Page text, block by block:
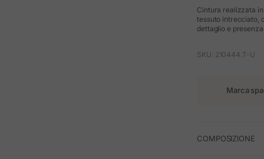
Cintura realizzata
tessuto intrecciato,
dettaglio e
SKU: 210444.T-U
Marca
COMPOSIZIONE